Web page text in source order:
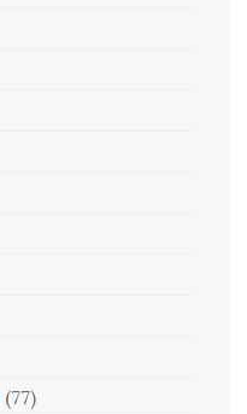
(77)